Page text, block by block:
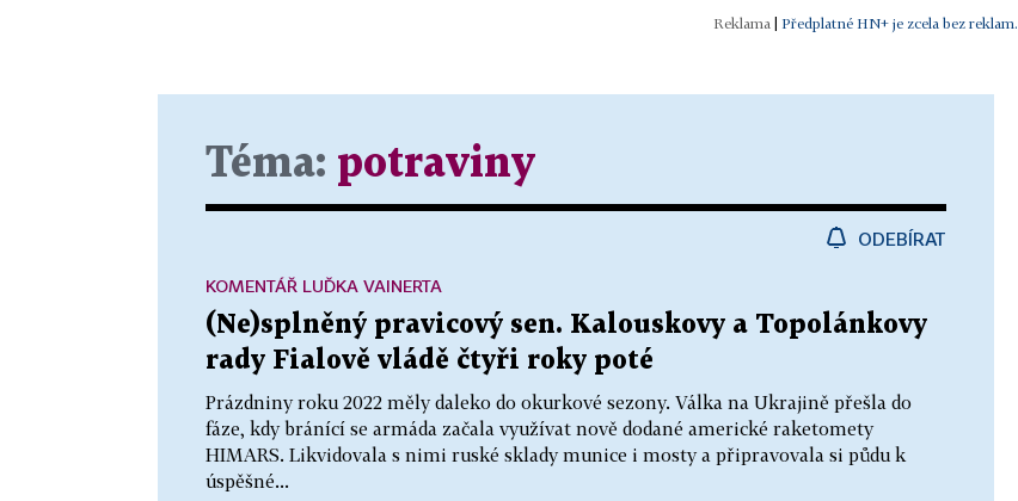
| Předplatné HN+ je zcela bez reklam.
Téma: potraviny
ODEBÍRAT
(Ne)splněný pravicový sen. Kalouskovy a Topolánkovy
rady Fialově vládě čtyři roky poté
Prázdniny roku 2022 měly daleko do okurkové sezony. Válka na Ukrajině přešla do
fáze, kdy bránící se armáda začala využívat nově dodané americké raketomety
HIMARS. Likvidovala s nimi ruské sklady munice i mosty a připravovala si půdu k
úspěšné...
KOMENTÁŘ LUĎKA VAINERTA